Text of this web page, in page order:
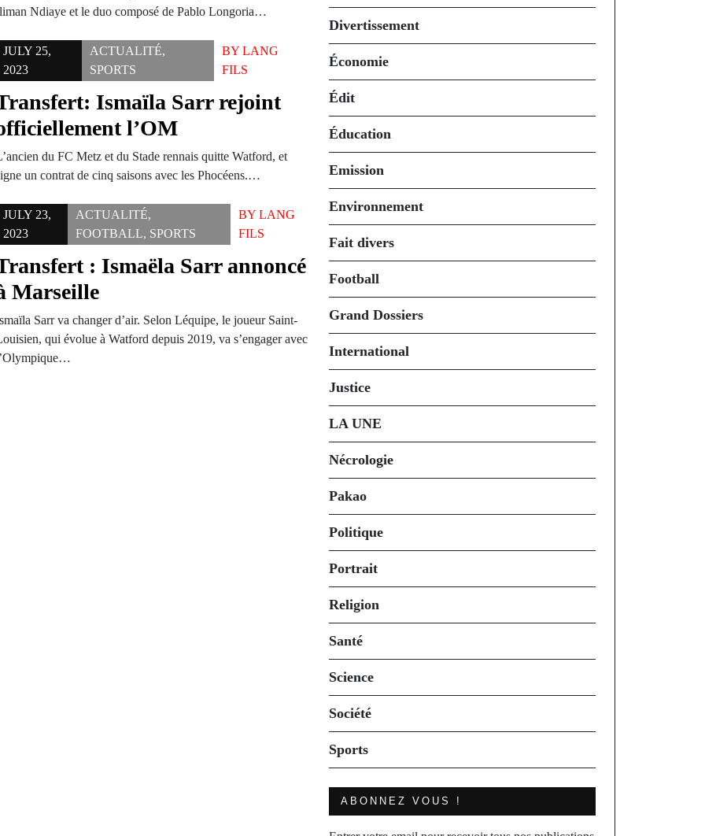
Ndiaye et le duo composé de Pablo Longoria…
JULY 25,
2023
ACTUALITÉ,
SPORTS
BYLANG
FILS
Ismaïla Sarr rejoint
l’OM
du FC Metz et du Stade rennais quitte Watford, et
un contrat de cinq saisons avec les Phocéens.…
JULY 23,
2023
ACTUALITÉ,
FOOTBALL, SPORTS
BY LANG
FILS
: Ismaëla Sarr annoncé
Marseille
Sarr va changer d’air. Selon Léquipe, le joueur Saint-
qui évolue à Watford depuis 2019, va s’engager avec
Divertissement
Économie
Édit
Éducation
Emission
Environnement
Fait divers
Football
Grand Dossiers
International
Justice
LA UNE
Nécrologie
Pakao
Politique
Portrait
Religion
Santé
Science
Société
Sports
ABONNEZ VOUS !